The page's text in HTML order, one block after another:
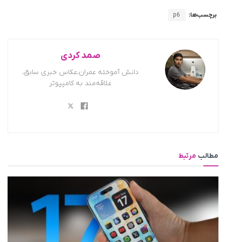
برچسب‌ها: p6
صمد کردی
دانش آموخته عمران،عکاس خبری سابق،
علاقه‌مند به کامپیوتر
مطالب مرتبط